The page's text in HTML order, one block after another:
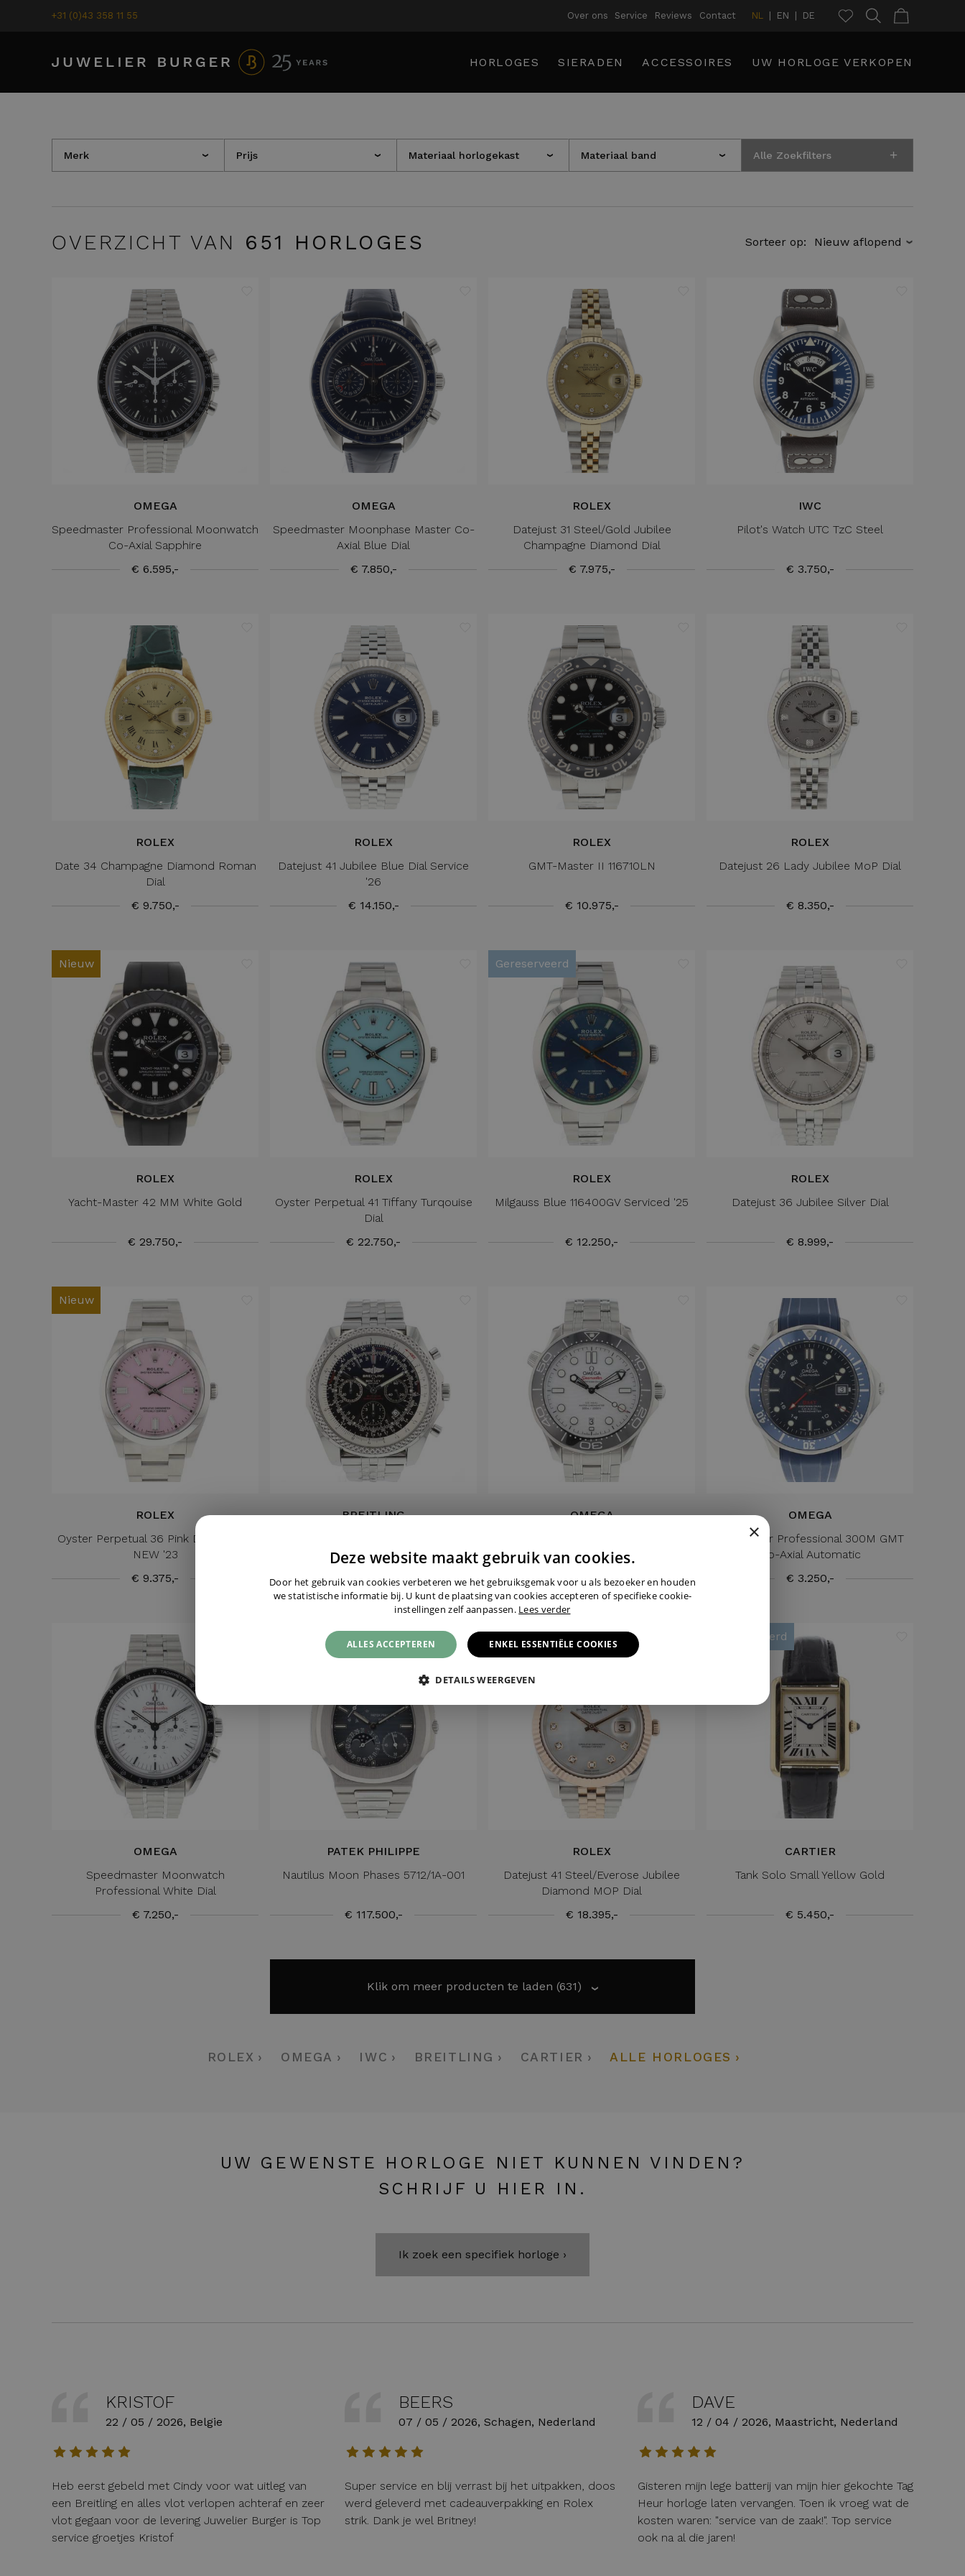
+31 (0)43 358 11 55 Over ons Service Reviews Contact NL EN DE
HORLOGES SIERADEN ACCESSOIRES UW HORLOGE VERKOPEN
Merk › Prijs › Materiaal horlogekast › Materiaal band › Alle Zoekfilters +
OVERZICHT VAN 651 HORLOGES Sorteer op: ›
OMEGA
Speedmaster Professional Moonwatch
Co-Axial Sapphire
€ 6.595,-
OMEGA
Speedmaster Moonphase Master Co-
Axial Blue Dial
€ 7.850,-
ROLEX
Datejust 31 Steel/Gold Jubilee
Champagne Diamond Dial
€ 7.975,-
IWC
Pilot's Watch UTC TzC Steel
€ 3.750,-
ROLEX
Date 34 Champagne Diamond Roman
Dial
€ 9.750,-
ROLEX
Datejust 41 Jubilee Blue Dial Service
'26
€ 14.150,-
ROLEX
GMT-Master II 116710LN
€ 10.975,-
ROLEX
Datejust 26 Lady Jubilee MoP Dial
€ 8.350,-
Nieuw
ROLEX
Yacht-Master 42 MM White Gold
€ 29.750,-
ROLEX
Oyster Perpetual 41 Tiffany Turqouise
Dial
€ 22.750,-
Gereserveerd
ROLEX
Milgauss Blue 116400GV Serviced '25
€ 12.250,-
ROLEX
Datejust 36 Jubilee Silver Dial
€ 8.999,-
Nieuw
ROLEX
Oyster Perpetual 36 Pink Dial 126000
NEW '23
€ 9.375,-
BREITLING
€ 4.850,-
OMEGA
€ 4.595,-
OMEGA
Seamaster Professional 300M GMT
Co-Axial Automatic
€ 3.250,-
OMEGA
Speedmaster Moonwatch
Professional White Dial
€ 7.250,-
PATEK PHILIPPE
Nautilus Moon Phases 5712/1A-001
€ 117.500,-
ROLEX
Datejust 41 Steel/Everose Jubilee
Diamond MOP Dial
€ 18.395,-
Gereserveerd
CARTIER
Tank Solo Small Yellow Gold
€ 5.450,-
Klik om meer producten te laden (631) ›
ROLEX OMEGA IWC BREITLING CARTIER ALLE HORLOGES
UW GEWENSTE HORLOGE NIET KUNNEN VINDEN?
SCHRIJF U HIER IN.
Ik zoek een specifiek horloge ›
KRISTOF
22 / 05 / 2026, Belgie
Heb eerst gebeld met Cindy voor wat uitleg van
een Breitling en alles vlot verlopen achteraf en zeer
vlot gegaan voor de levering Juwelier Burger is Top
service groetjes Kristof
BEERS
07 / 05 / 2026, Schagen, Nederland
Super service en blij verrast bij het uitpakken, doos
werd geleverd met cadeauverpakking en Rolex
strik. Dank je wel Britney!
DAVE
12 / 04 / 2026, Maastricht, Nederland
Gisteren mijn lege batterij van mijn hier gekochte Tag
Heur horloge laten vervangen. Toen ik vroeg wat de
kosten waren: "service van de zaak!". Top service
ook na al die jaren!
×
Deze website maakt gebruik van cookies.
Door het gebruik van cookies verbeteren we het gebruiksgemak voor u als bezoeker en houden
we statistische informatie bij. U kunt de plaatsing van cookies accepteren of specifieke cookie-
instellingen zelf aanpassen. Lees verder
ALLES ACCEPTEREN ENKEL ESSENTIËLE COOKIES
DETAILS WEERGEVEN